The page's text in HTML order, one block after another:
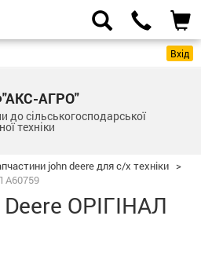
Вхід
АГРО"
до сільськогосподарської
техніки
john deere для с/х техніки >
A60759
ОРІГІНАЛ